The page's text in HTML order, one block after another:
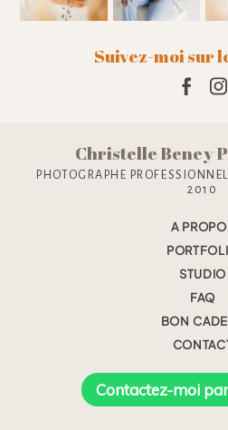
Suivez-moi sur
Christelle Beney
PHOTOGRAPHE
2010
A
STUDIO
FAQ
BON
Contactez-moi